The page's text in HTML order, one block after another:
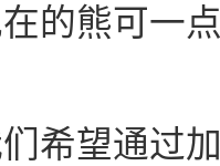
的熊可一
希望通过